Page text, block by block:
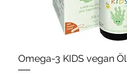
Omega-3 KIDS vegan Öl